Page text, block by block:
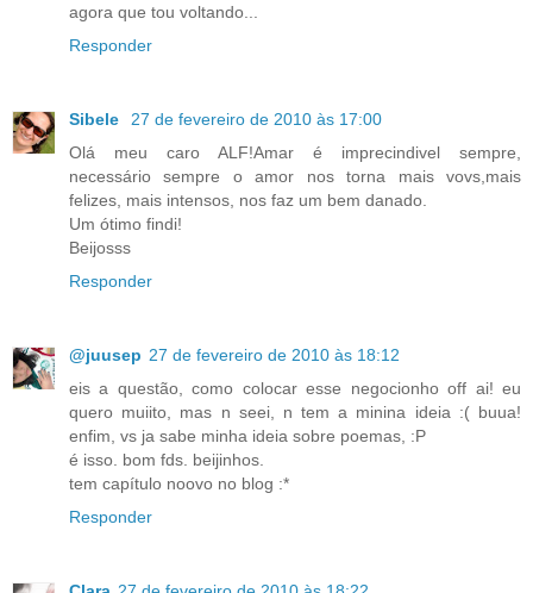
agora que tou voltando...
Responder
Sibele
27 de fevereiro de 2010 às 17:00
Olá meu caro ALF!Amar é imprecindivel sempre,
necessário sempre o amor nos torna mais vovs,mais
felizes, mais intensos, nos faz um bem danado.
Um ótimo findi!
Beijosss
Responder
@juusep 27 de fevereiro de 2010 às 18:12
eis a questão, como colocar esse negocionho off ai! eu
quero muiito, mas n seei, n tem a minina ideia :( buua!
enfim, vs ja sabe minha ideia sobre poemas, :P
é isso. bom fds. beijinhos.
tem capítulo noovo no blog :*
Responder